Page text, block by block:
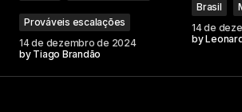
Prováveis escalações
14 de dezembro de 2024
by Tiago Brandão
Brasil
14 de
by